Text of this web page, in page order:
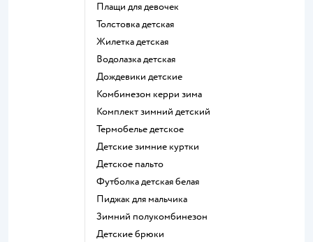
Плащи для девочек
Толстовка детская
Жилетка детская
Водолазка детская
Дождевики детские
Комбинезон керри зима
Комплект зимний детский
Термобелье детское
Детские зимние куртки
Детское пальто
Футболка детская белая
Пиджак для мальчика
Зимний полукомбинезон
Детские брюки